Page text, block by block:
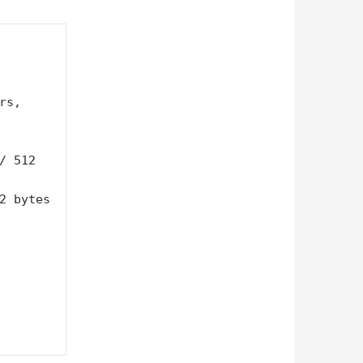
512
bytes